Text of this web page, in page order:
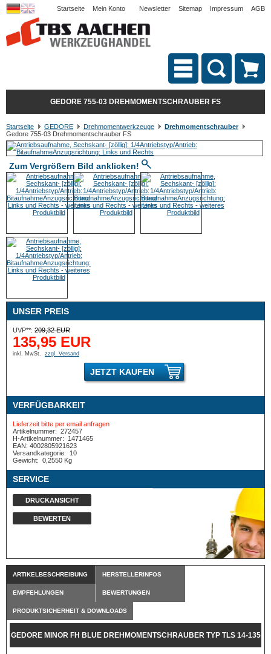
Startseite Mein Konto Newsletter Sitemap Impressum AGB
GEDORE 755-03 DREHMOMENTSCHRAUBER FS
Startseite GEDORE Drehmomentwerkzeuge
Drehmomentschrauber
Gedore 755-03 Drehmomentschrauber FS
Zum Vergrößern Bild anklicken!
UNSER PREIS
UVP**: 209,32 EUR
135,95 EUR
inkl. MwSt. zzgl. Versand
JETZT KAUFEN
VERFÜGBARKEIT
Lieferzeit bitte per email anfragen
Artikelnummer: 272457
H-Artikelnummer:
1471465
EAN: 4002805921623
Versandkategorie:
10
Gewicht: 0,2550 Kg
SERVICE
DRUCKANSICHT
BEWERTEN
ARTIKELBESCHREIBUNG HERSTELLERINFOS
EMPFEHLUNGEN BEWERTUNGEN
PRODUKTSICHERHEIT & DOWNLOADS
GEDORE MINOR FH BLUE DREHMOMENTSCHRAUBER TYP TLS 14-135